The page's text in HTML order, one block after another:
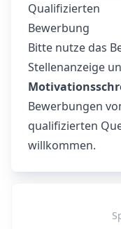
Qualifizierten
Bewerbung
Bitte nutze das
Stellenanzeige
Bewerbungen
qualifizierten
willkommen.